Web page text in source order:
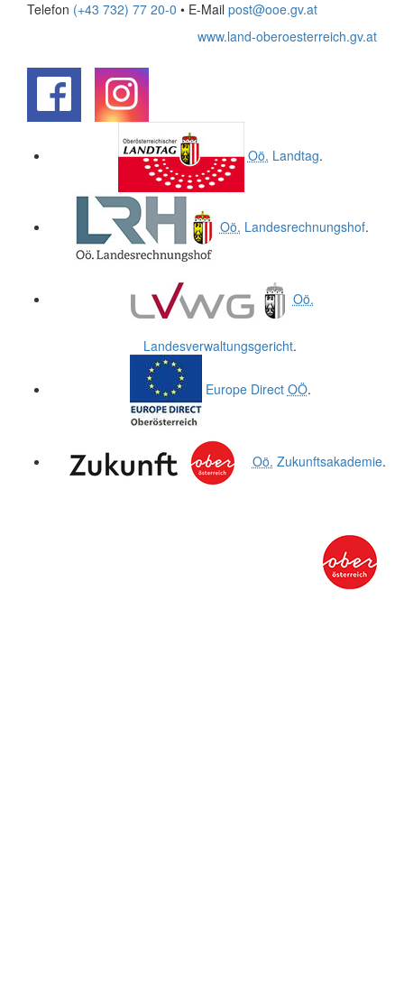
Telefon (+43 732) 77 20-0 • E-Mail post@ooe.gv.at
www.land-oberoesterreich.gv.at
Oö. Landtag.
Oö. Landesrechnungshof.
Oö.
Landesverwaltungsgericht.
Europe Direct OÖ.
Oö. Zukunftsakademie.